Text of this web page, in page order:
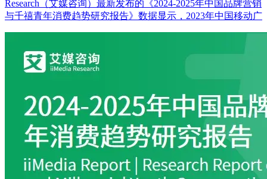
Research（艾媒咨询）最新发布的《2024-2025年中国品牌营销
与千禧青年消费趋势研究报告》数据显示，2023年中国移动广